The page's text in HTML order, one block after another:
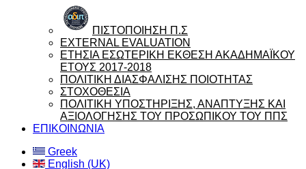
ΠΙΣΤΟΠΟΙΗΣΗ Π.Σ
EXTERNAL EVALUATION
ΕΤΗΣΙΑ ΕΣΩΤΕΡΙΚΗ ΕΚΘΕΣΗ ΑΚΑΔΗΜΑΪΚΟΥ
ΕΤΟΥΣ 2017-2018
ΠΟΛΙΤΙΚΗ ΔΙΑΣΦΑΛΙΣΗΣ ΠΟΙΟΤΗΤΑΣ
ΣΤΟΧΟΘΕΣΙΑ
ΠΟΛΙΤΙΚΗ ΥΠΟΣΤΗΡΙΞΗΣ, ΑΝΑΠΤΥΞΗΣ ΚΑΙ
ΑΞΙΟΛΟΓΗΣΗΣ ΤΟΥ ΠΡΟΣΩΠΙΚΟΥ ΤΟΥ ΠΠΣ
ΕΠΙΚΟΙΝΩΝΙΑ
Greek
English (UK)